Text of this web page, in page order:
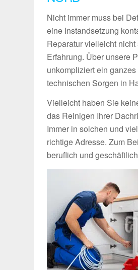
Nicht immer muss bei
eine Instandsetzung
Reparatur vielleicht
Erfahrung. Über unsere
unkompliziert ein
technischen Sorgen in
Vielleicht haben Sie
das Reinigen Ihrer
Immer in solchen und
richtige Adresse. Zum
beruflich und